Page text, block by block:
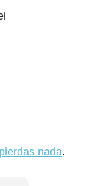
nada.